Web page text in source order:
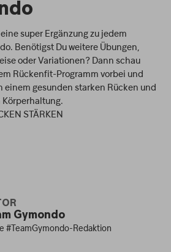
super Ergänzung zu jedem
Benötigst Du weitere Übungen,
oder Variationen? Dann schau
Rückenfit-Programm vorbei und
einem gesunden starken Rücken und
STÄRKEN
Gymondo
#TeamGymondo-Redaktion